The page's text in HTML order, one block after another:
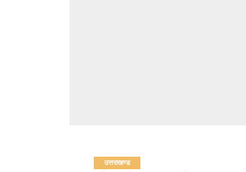
उत्तराखण्ड